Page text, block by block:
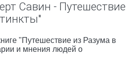
Савин - Путешествие
"Путешествие из Разума в
и мнения людей о